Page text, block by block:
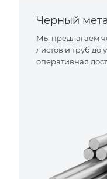
Черный
Мы предлагаем
листов и труб до
оперативная